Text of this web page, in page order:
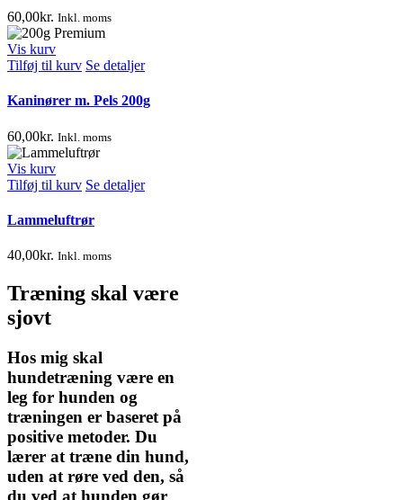
60,00kr. Inkl. moms
Vis kurv
Tilføj til kurv Se detaljer
Kaninører m. Pels 200g
60,00kr. Inkl. moms
Vis kurv
Tilføj til kurv Se detaljer
Lammeluftrør
40,00kr. Inkl. moms
Træning skal være
sjovt
Hos mig skal
hundetræning være en
leg for hunden og
træningen er baseret på
positive metoder. Du
lærer at træne din hund,
uden at røre ved den, så
du ved at hunden gør